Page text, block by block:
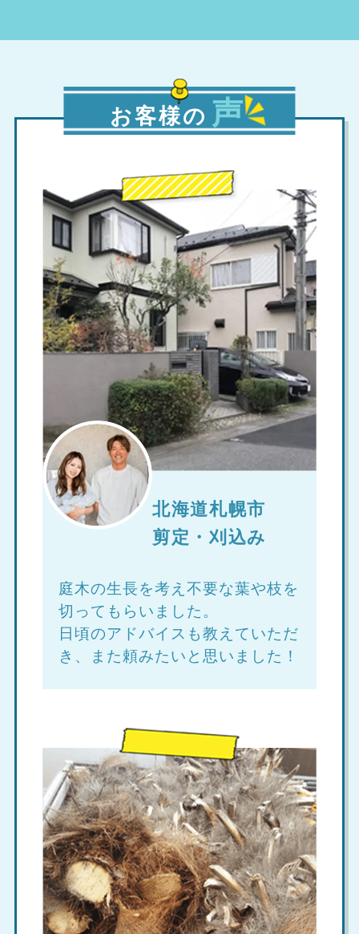
お客様の 声
北海道札幌市
剪定・刈込み
庭木の生長を考え不要な葉や枝を
切ってもらいました。
日頃のアドバイスも教えていただ
き、また頼みたいと思いました！